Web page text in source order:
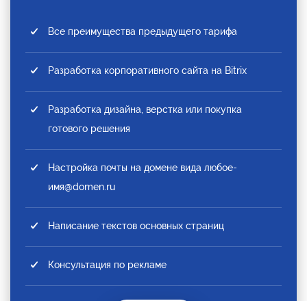
Все преимущества предыдущего тарифа
Разработка корпоративного сайта на Bitrix
Разработка дизайна, верстка или покупка
готового решения
Настройка почты на домене вида любое-
имя@domen.ru
Написание текстов основных страниц
Консультация по рекламе